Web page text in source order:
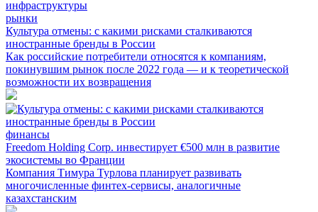
рынки
Культура отмены: с какими рисками сталкиваются
иностранные бренды в России
Как российские потребители относятся к компаниям,
покинувшим рынок после 2022 года — и к теоретической
возможности их возвращения
финансы
Freedom Holding Corp. инвестирует €500 млн в развитие
экосистемы во Франции
Компания Тимура Турлова планирует развивать
многочисленные финтех-сервисы, аналогичные
казахстанским